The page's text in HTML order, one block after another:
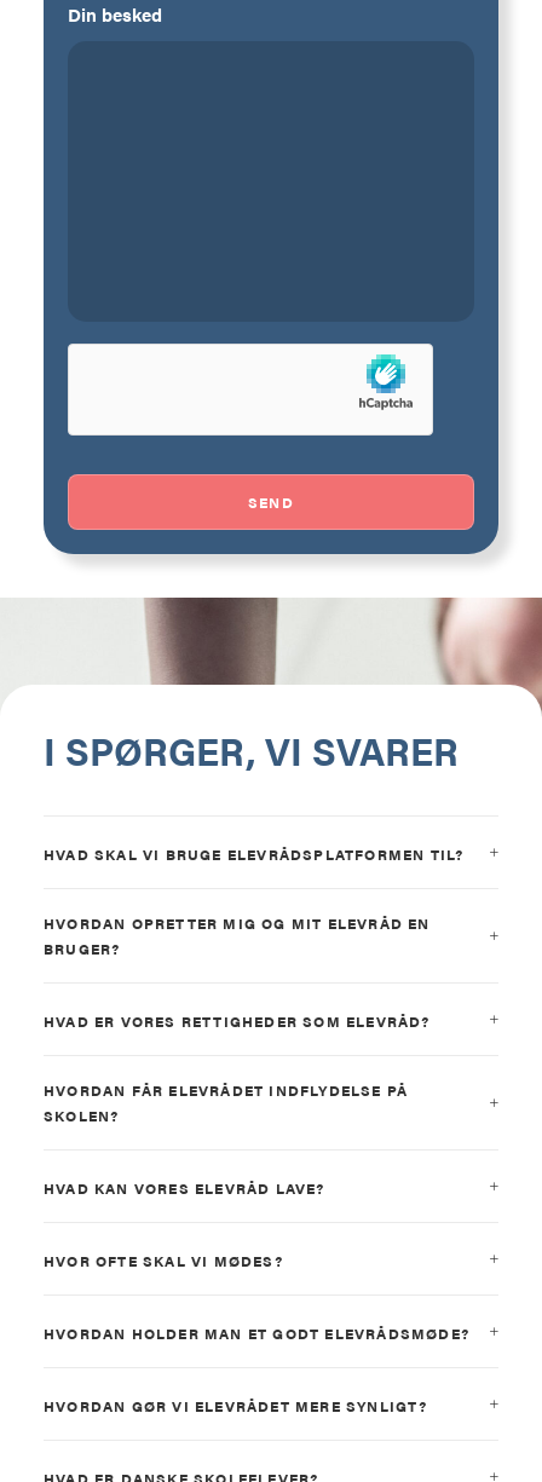
Din besked
I SPØRGER, VI SVARER
HVAD SKAL VI BRUGE ELEVRÅDSPLATFORMEN TIL?
HVORDAN OPRETTER MIG OG MIT ELEVRÅD EN
BRUGER?
HVAD ER VORES RETTIGHEDER SOM ELEVRÅD?
HVORDAN FÅR ELEVRÅDET INDFLYDELSE PÅ
SKOLEN?
HVAD KAN VORES ELEVRÅD LAVE?
HVOR OFTE SKAL VI MØDES?
HVORDAN HOLDER MAN ET GODT ELEVRÅDSMØDE?
HVORDAN GØR VI ELEVRÅDET MERE SYNLIGT?